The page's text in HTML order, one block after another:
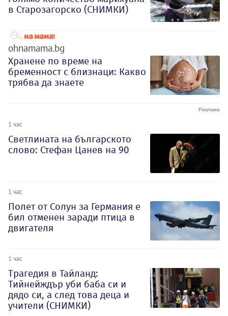
в Старозагорско (СНИМКИ)
ohnamama.bg
Хранене по време на
бременност с близнаци: Какво
трябва да знаете
1 час
Светлината на българското
слово: Стефан Цанев на 90
1 час
Полет от Солун за Германия е
бил отменен заради птица в
двигателя
1 час
Трагедия в Тайланд:
Тийнейждър уби баба си и
дядо си, а след това деца и
учители (СНИМКИ)